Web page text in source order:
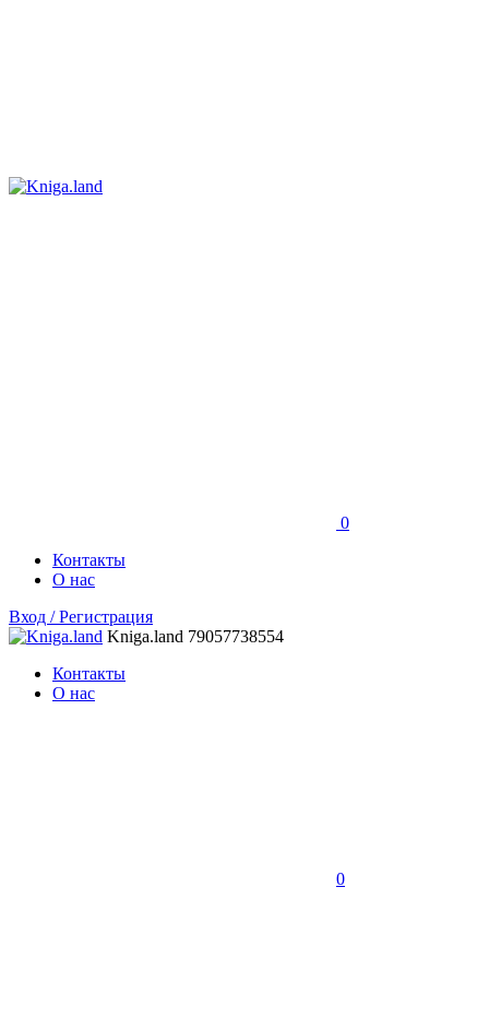
0
Контакты
О нас
Вход / Регистрация
Kniga.land 79057738554
Контакты
О нас
0